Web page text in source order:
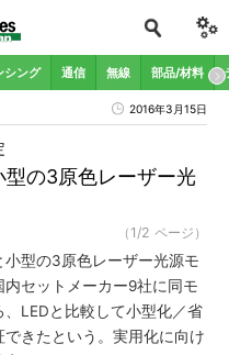
シング 通信 無線 部品/材料
2016年3月15日
の3原色レーザー光
（1/2 ページ）
型の3原色レーザー光源モ
セットメーカー9社に同モ
LEDと比較して小型化／省
きたという。実用化に向け